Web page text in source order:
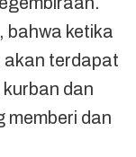
bahwa ketika
akan terdapat
dan
memberi dan